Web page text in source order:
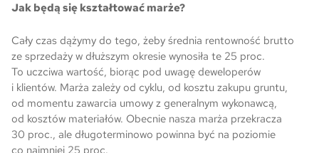
Jak będą się kształtować marże?
Cały czas dążymy do tego, żeby średnia rentowność brutto
ze sprzedaży w dłuższym okresie wynosiła te 25 proc.
To uczciwa wartość, biorąc pod uwagę deweloperów
i klientów. Marża zależy od cyklu, od kosztu zakupu gruntu,
od momentu zawarcia umowy z generalnym wykonawcą,
od kosztów materiałów. Obecnie nasza marża przekracza
30 proc., ale długoterminowo powinna być na poziomie
co najmniej 25 proc.